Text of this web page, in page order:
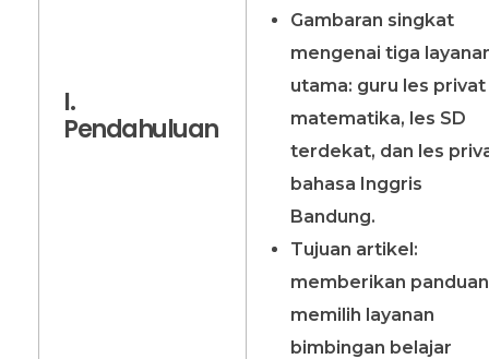
I.
Pendahuluan
Gambaran singkat
mengenai tiga
utama: guru les privat
matematika, les SD
terdekat, dan les
bahasa Inggris
Bandung.
Tujuan artikel:
memberikan panduan
memilih layanan
bimbingan belajar